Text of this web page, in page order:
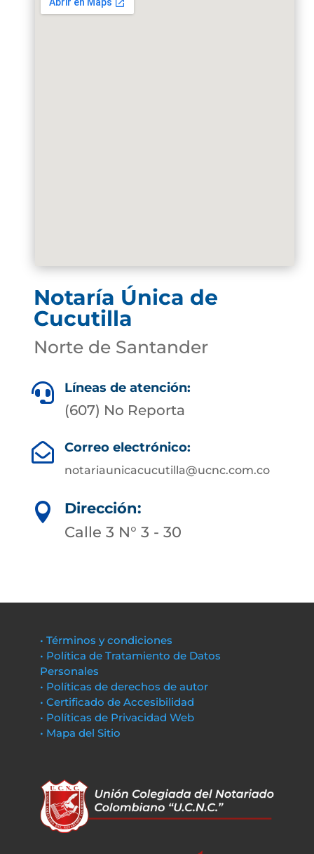
Notaría Única de
Cucutilla
Norte de Santander
 Líneas de atención:
(607) No Reporta
 Correo electrónico:
notariaunicacucutilla@ucnc.com.co

Dirección:
Calle 3 N° 3 - 30
• Términos y condiciones
• Política de Tratamiento de Datos
Personales
• Políticas de derechos de autor
• Certificado de Accesibilidad
• Políticas de Privacidad Web
• Mapa del Sitio